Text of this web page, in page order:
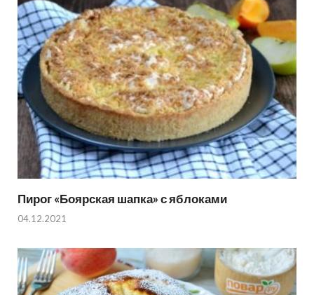
Пирог «Боярская шапка» с яблоками
04.12.2021